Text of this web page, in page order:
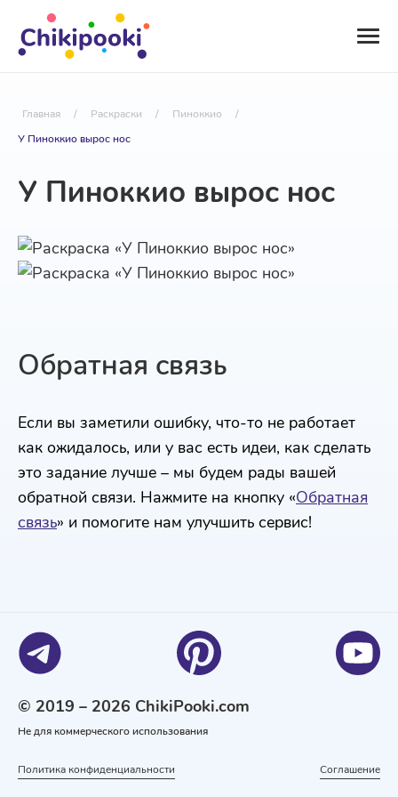
Главная / Раскраски / Пиноккио
/
У Пиноккио вырос нос
У Пиноккио вырос нос
Обратная связь
Если вы заметили ошибку, что-то не работает
как ожидалось, или у вас есть идеи, как сделать
это задание лучше – мы будем рады вашей
обратной связи. Нажмите на кнопку «Обратная
связь» и помогите нам улучшить сервис!
© 2019 – 2026 ChikiPooki.com
Не для коммерческого использования
Политика конфиденциальности Соглашение